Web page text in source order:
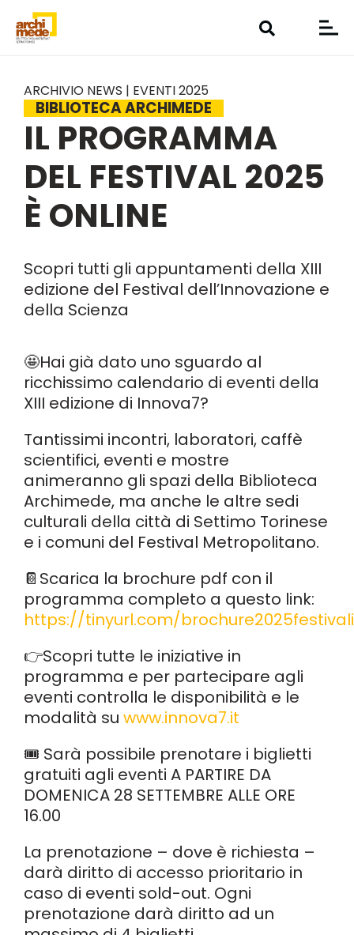
ARCHIVIO NEWS | EVENTI 2025
BIBLIOTECA ARCHIMEDE
IL PROGRAMMA
DEL FESTIVAL 2025
È ONLINE
Scopri tutti gli appuntamenti della XIII
edizione del Festival dell’Innovazione e
della Scienza
🤩Hai già dato uno sguardo al
ricchissimo calendario di eventi della
XIII edizione di Innova7?
Tantissimi incontri, laboratori, caffè
scientifici, eventi e mostre
animeranno gli spazi della Biblioteca
Archimede, ma anche le altre sedi
culturali della città di Settimo Torinese
e i comuni del Festival Metropolitano.
📔Scarica la brochure pdf con il
programma completo a questo link:
https://tinyurl.com/
👉Scopri tutte le iniziative in
programma e per partecipare agli
eventi controlla le disponibilità e le
modalità su www.innova7.it
🎟️ Sarà possibile prenotare i biglietti
gratuiti agli eventi A PARTIRE DA
DOMENICA 28 SETTEMBRE ALLE ORE
16.00
La prenotazione – dove è richiesta –
darà diritto di accesso prioritario in
caso di eventi sold-out. Ogni
prenotazione darà diritto ad un